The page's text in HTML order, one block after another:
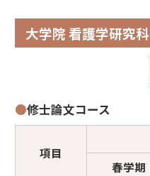
大学院 看護学研究科
●修士論文コース
項目
春学期